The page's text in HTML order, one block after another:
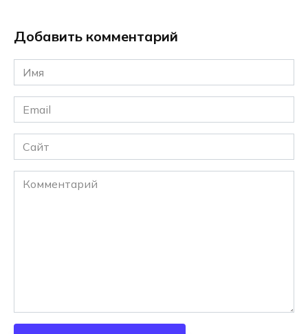
Добавить комментарий
Имя
*
Email
*
Сайт
Комментарий